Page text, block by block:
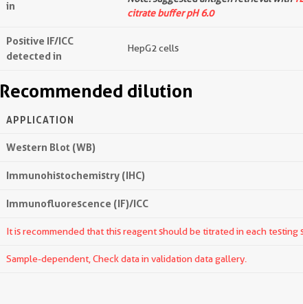
in
citrate buffer pH 6.0
Positive IF/ICC
detected in
HepG2 cells
Recommended dilution
APPLICATION
Western Blot (WB)
Immunohistochemistry (IHC)
Immunofluorescence (IF)/ICC
It is recommended that this reagent should be titrated in each testing
Sample-dependent, Check data in validation data gallery.